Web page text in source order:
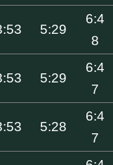
5:29
6:4
8
5:29
6:4
7
5:28
6:4
7